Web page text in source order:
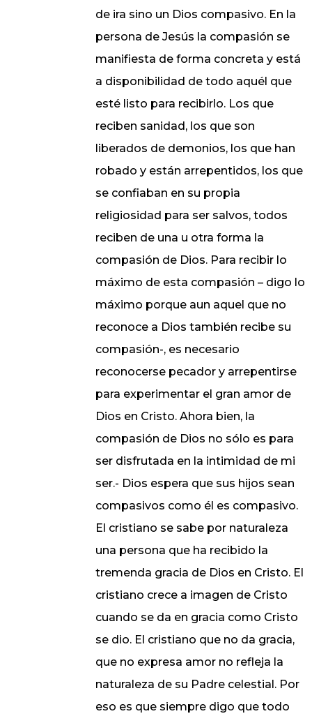
de ira sino un Dios compasivo. En la
persona de Jesús la compasión se
manifiesta de forma concreta y está
a disponibilidad de todo aquél que
esté listo para recibirlo. Los que
reciben sanidad, los que son
liberados de demonios, los que han
robado y están arrepentidos, los que
se confiaban en su propia
religiosidad para ser salvos, todos
reciben de una u otra forma la
compasión de Dios. Para recibir lo
máximo de esta compasión – digo lo
máximo porque aun aquel que no
reconoce a Dios también recibe su
compasión-, es necesario
reconocerse pecador y arrepentirse
para experimentar el gran amor de
Dios en Cristo. Ahora bien, la
compasión de Dios no sólo es para
ser disfrutada en la intimidad de mi
ser.- Dios espera que sus hijos sean
compasivos como él es compasivo.
El cristiano se sabe por naturaleza
una persona que ha recibido la
tremenda gracia de Dios en Cristo. El
cristiano crece a imagen de Cristo
cuando se da en gracia como Cristo
se dio. El cristiano que no da gracia,
que no expresa amor no refleja la
naturaleza de su Padre celestial. Por
eso es que siempre digo que todo